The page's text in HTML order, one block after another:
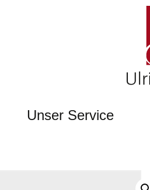
Unser Service